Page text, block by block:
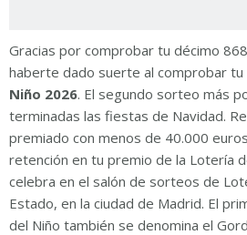
Gracias por comprobar tu décimo
haberte dado suerte al comprobar tu
Niño 2026. El segundo sorteo más
terminadas las fiestas de Navidad.
premiado con menos de 40.000
retención en tu premio de la Lotería
celebra en el salón de sorteos de
Estado, en la ciudad de Madrid. El
del Niño también se denomina el